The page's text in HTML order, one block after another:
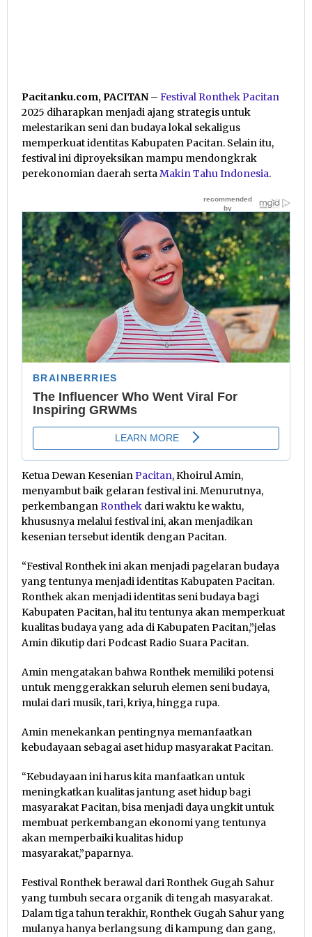
Pacitanku.com, PACITAN – Festival Ronthek Pacitan
2025 diharapkan menjadi ajang strategis untuk
melestarikan seni dan budaya lokal sekaligus
memperkuat identitas Kabupaten Pacitan. Selain itu,
festival ini diproyeksikan mampu mendongkrak
perekonomian daerah sertaMakin Tahu Indonesia.
Ketua Dewan KesenianPacitan, Khoirul Amin,
menyambut baik gelaran festival ini. Menurutnya,
perkembangan Ronthek dari waktu ke waktu,
khususnya melalui festival ini, akan menjadikan
kesenian tersebut identik dengan Pacitan.
“Festival Ronthek ini akan menjadi pagelaran budaya
yang tentunya menjadi identitas Kabupaten Pacitan.
Ronthek akan menjadi identitas seni budaya bagi
Kabupaten Pacitan, hal itu tentunya akan memperkuat
kualitas budaya yang ada di Kabupaten Pacitan,”jelas
Amin dikutip dari Podcast Radio Suara Pacitan.
Amin mengatakan bahwa Ronthek memiliki potensi
untuk menggerakkan seluruh elemen seni budaya,
mulai dari musik, tari, kriya, hingga rupa.
Amin menekankan pentingnya memanfaatkan
kebudayaan sebagai aset hidup masyarakat Pacitan.
“Kebudayaan ini harus kita manfaatkan untuk
meningkatkan kualitas jantung aset hidup bagi
masyarakat Pacitan, bisa menjadi daya ungkit untuk
membuat perkembangan ekonomi yang tentunya
akan memperbaiki kualitas hidup
masyarakat,”paparnya.
Festival Ronthek berawal dari Ronthek Gugah Sahur
yang tumbuh secara organik di tengah masyarakat.
Dalam tiga tahun terakhir, Ronthek Gugah Sahur yang
mulanya hanya berlangsung di kampung dan gang,